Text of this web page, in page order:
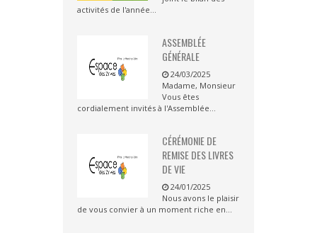
activités de l'année...
ASSEMBLÉE
GÉNÉRALE
24/03/2025
Madame, Monsieur
Vous êtes
cordialement invités à l'Assemblée...
CÉRÉMONIE DE
REMISE DES LIVRES
DE VIE
24/01/2025
Nous avons le plaisir
de vous convier à un moment riche en...